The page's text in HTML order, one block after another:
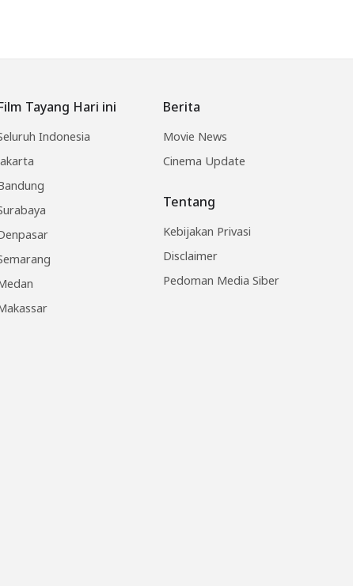
Tayang Hari ini
Indonesia
Berita
Movie News
Cinema Update
Tentang
Kebijakan Privasi
Disclaimer
Pedoman Media Siber